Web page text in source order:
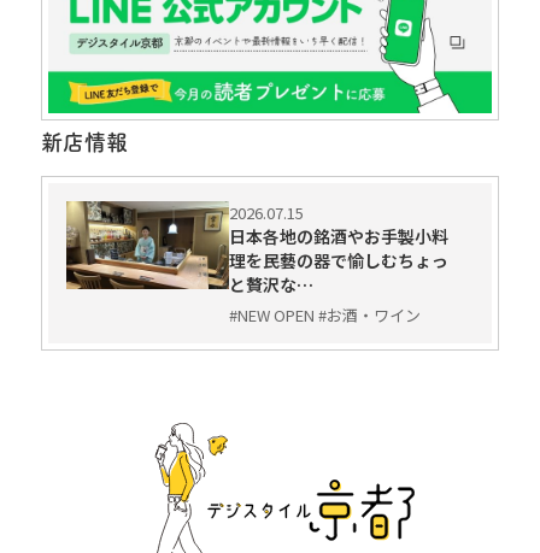
新店情報
2026.07.15
日本各地の銘酒やお手製小料
理を民藝の器で愉しむちょっ
と贅沢な…
#NEW OPEN #お酒・ワイン